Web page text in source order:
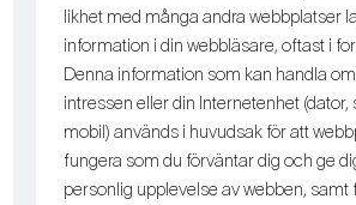
likhet med många andra webbplatser
information i din webbläsare, oftast i
Denna information som kan handla
intressen eller din Internetenhet
mobil) används i huvudsak för att
fungera som du förväntar dig och ge
personlig upplevelse av webben, samt